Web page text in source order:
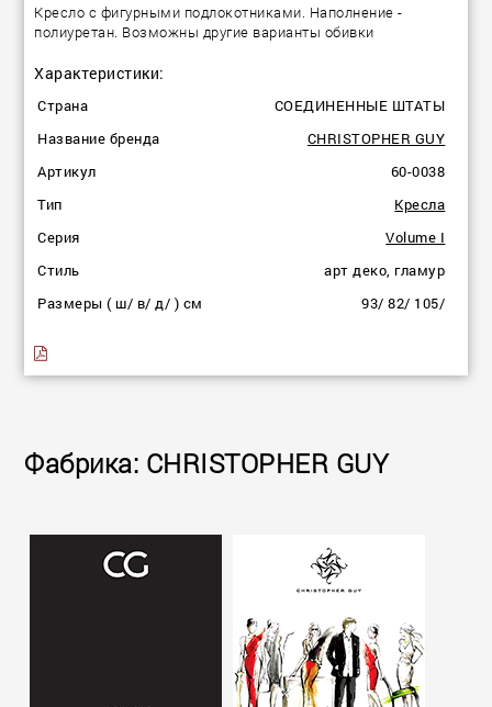
Кресло с фигурными подлокотниками. Наполнение -
полиуретан. Возможны другие варианты обивки
Характеристики:
Страна
СОЕДИНЕННЫЕ ШТАТЫ
Название бренда
CHRISTOPHER GUY
Артикул
60-0038
Тип
Кресла
Серия
Volume I
Стиль
арт деко, гламур
Размеры ( ш/ в/ д/ ) см
93/ 82/ 105/
Фабрика: CHRISTOPHER GUY